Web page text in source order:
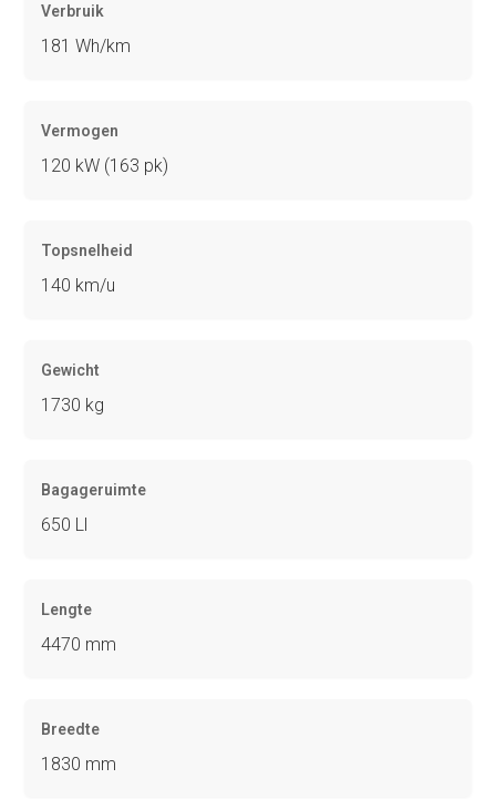
Verbruik
181 Wh/km
Vermogen
120 kW (163 pk)
Topsnelheid
140 km/u
Gewicht
1730 kg
Bagageruimte
650 Ll
Lengte
4470 mm
Breedte
1830 mm